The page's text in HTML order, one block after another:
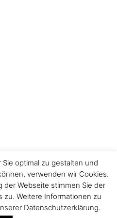
optimal zu gestalten und
verwenden wir Cookies.
Webseite stimmen Sie der
zu. Weitere Informationen zu
Datenschutzerklärung.